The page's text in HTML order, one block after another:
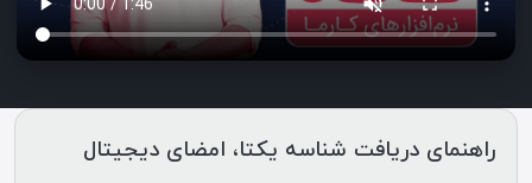
راهنمای دریافت شناسه یکتا، امضای دیجیتال